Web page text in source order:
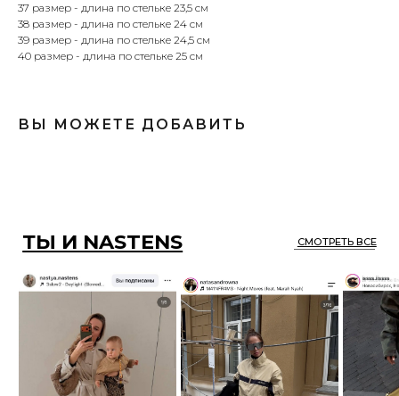
37 размер - длина по стельке 23,5 см
38 размер - длина по стельке 24 см
39 размер - длина по стельке 24,5 см
40 размер - длина по стельке 25 см
ВЫ МОЖЕТЕ ДОБАВИТЬ
ПОЛИТИКА
ПУБЛИЧНАЯ ОФЕРТА
* Meta запрещена
на территории России
ПОДПИСАТЬСЯ НА РАССЫЛКУ